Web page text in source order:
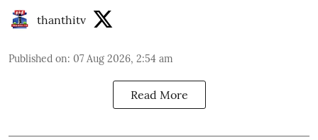
thanthitv
Published on: 07 Aug 2026, 2:54 am
Read More